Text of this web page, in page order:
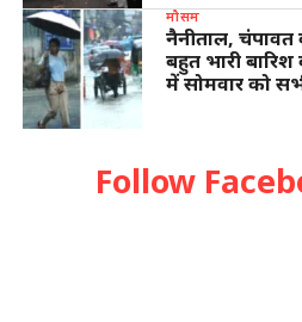
मौसम
नैनीताल,
बहुत भारी
में सोमवार को
Follow